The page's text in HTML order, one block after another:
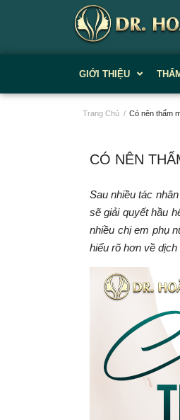
GIỚI THIỆU
Trang Chủ / Có nên thẩm
CÓ NÊN
Sau nhiều tác
sẽ giải quyết hầu
nhiều chị em phụ
hiểu rõ hơn về